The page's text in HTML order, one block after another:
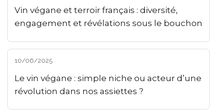
Vin végane et terroir français : diversité,
engagement et révélations sous le bouchon
10/06/2025
Le vin végane : simple niche ou acteur d’une
révolution dans nos assiettes ?